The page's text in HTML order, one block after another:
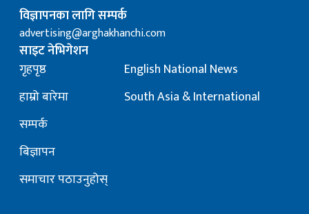
विज्ञापनका लागि सम्पर्क
advertising@arghakhanchi.com
साइट नेभिगेशन
गृहपृष्ठ
हाम्रो बारेमा
सम्पर्क
बिज्ञापन
समाचार पठाउनुहोस्
English National News
South Asia & International